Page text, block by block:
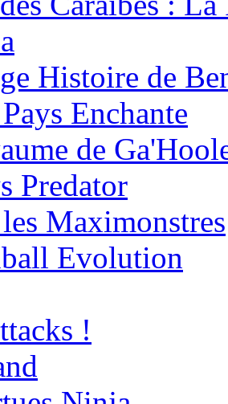
Histoire de
Enchante
de
Predator
Maximonstres
Evolution
!